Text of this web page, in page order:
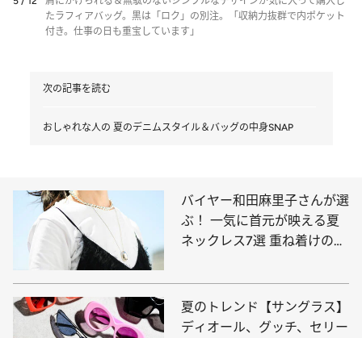
たラフィアバッグ。黒は「ロク」の別注。「収納力抜群で内ポケット
付き。仕事の日も重宝しています」
次の記事を読む
おしゃれな人の 夏のデニムスタイル＆バッグの中身SNAP
バイヤー和田麻里子さんが選
ぶ！ 一気に首元が映える夏
ネックレス7選 重ね着けのコ
夏のトレンド【サングラス】
ディオール、グッチ、セリー